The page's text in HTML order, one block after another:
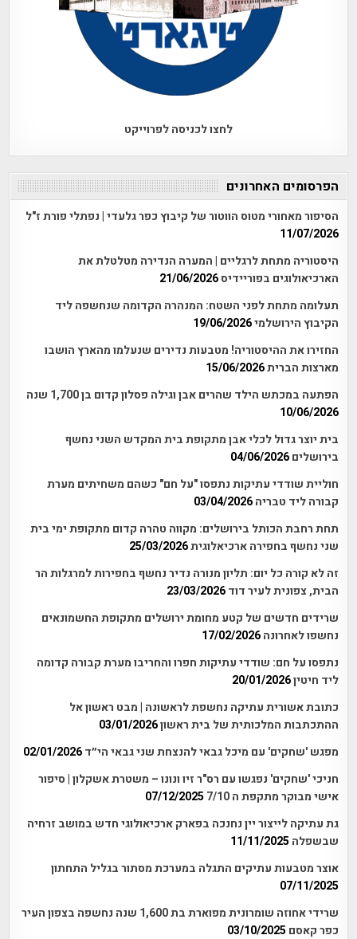
לחצו לכניסה לפרוייקט
הפרסומים האחרונים
הסיפור מאחורי מטוס הווטור של קיבוץ כפר גלעדי | נפתלי פורת ז"ל
11/07/2026
היסטוריה מתחת לרגליים | המערה הנדירה מטלטלת את
הארכיאולוגים בפוריידיס21/06/2026
תעלומה מתחת לפני השטח: המנהרה הקדומה שנחשפה ליד
הקיבוץ הירושלמי19/06/2026
החזירו את ההיסטוריה! מטבעות נדירים שנעלמו מהארץ הושבו
מארצות הברית15/06/2026
הפתעה במכתש הילד שהרים אבן וגילה פסלון קדום בן 1,700 שנה
10/06/2026
בית יוצר גדול לכלי אבן מתקופת בית המקדש השני נחשף
בירושלים 04/06/2026
חוליית שודדי עתיקות נתפסו "על חם" כשהם משחיתים מערת
קבורה ליד טבריה 03/04/2026
תחת רחבת הכותל בירושלים: מקווה טהרה קדום מתקופת ימי בית
שני נחשף בחפירה ארכיאלוגית25/03/2026
זה לא קורה כל יום: תליון מנורה נדיר נחשף בחפירות למרגלות הר
הבית, צפונית לעיר דוד 23/03/2026
שרידים חדשים של קטע מחומת ירושלים מתקופת החשמונאים
נחשפו לאחרונה 17/02/2026
נתפסו על חם: שודדי עתיקות חפרו והחריבו מערת קבורה קדומה
ליד חיטין20/01/2026
כתובת אשורית עתיקה נחשפת לראשונה | מבט ראשון אל
ההתכתבות המלכותית של בית ראשון03/01/2026
מפגש 'שחקים' עם מיכל גבאי להנצחת שני גבאי הי״ד 02/01/2026
חניכי 'שחקים' נפגשו עם רס"ר זיו ונונו – משטרת אשקלון | סיפור
אישי מבוקר מתקפת ה 7/10
07/12/2025
גת עתיקה לייצור יין נחנכה בפארק ארכיאולוגי חדש במושב זרחיה
שבשפלה 11/11/2025
אוצר מטבעות עתיקים התגלה במערכת מסתור בגליל התחתון
07/11/2025
שרידי אחוזה שומרונית מפוארת בת 1,600 שנה נחשפה בצפון העיר
כפר קאסם 03/10/2025